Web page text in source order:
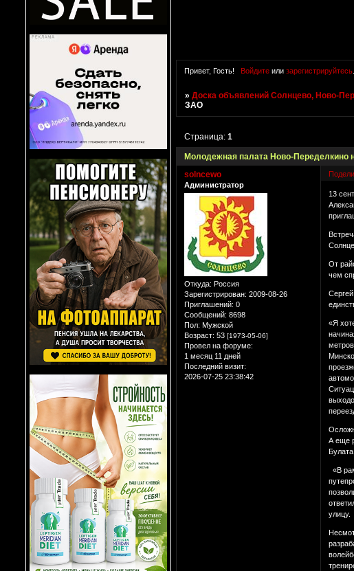
Привет, Гость! Войдитеили зарегистрируйтесь.
»Доска объявлений Солнцево, Ново-
ЗАО
Молодежная палата Ново-Переделкино
Страница:1
solncewo
Администратор
Откуда: Россия
Зарегистрирован: 2009-08-26
Приглашений: 0
Сообщений: 8698
Пол: Мужской
Возраст: 53 [1973-05-06]
Провел на форуме:
1 месяц 11 дней
Последний визит:
2026-07-25 23:38:42
13
От
чем
«Я
А еще
«В
улицу.